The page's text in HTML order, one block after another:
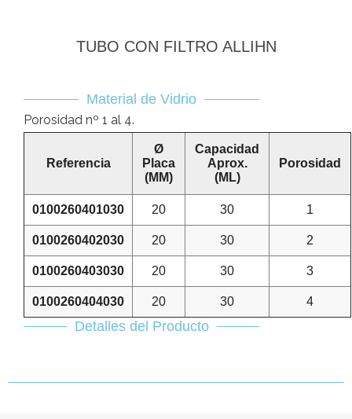
TUBO CON FILTRO ALLIHN
Material de Vidrio
Porosidad nº 1 al 4.
Referencia
Ø
Placa
(MM)
Capacidad
Aprox.
(ML)
Porosidad
0100260401030 20 30 1
0100260402030 20 30 2
0100260403030 20 30 3
0100260404030 20 30 4
Detalles del Producto